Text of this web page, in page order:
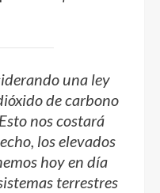
una ley
de carbono
nos costará
los elevados
hoy en día
terrestres